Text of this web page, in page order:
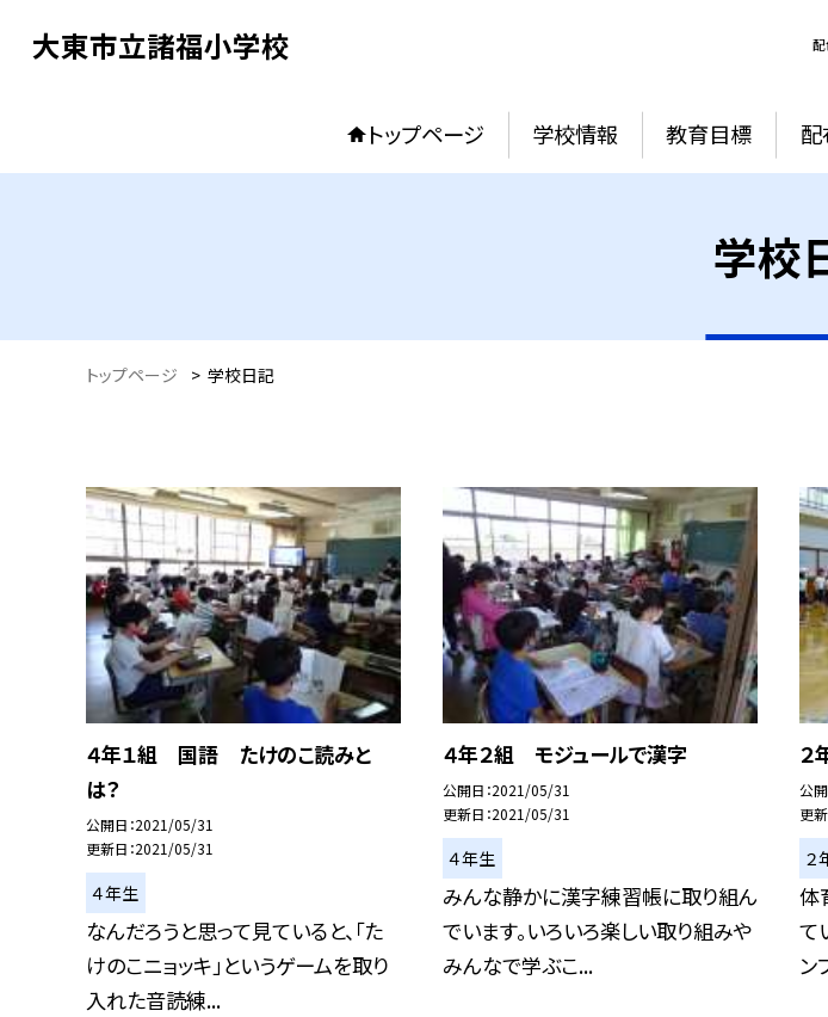
大東市立諸福小学校 配
トップページ 学校情報 教育目標
学校
トップページ > 学校日記
４年１組 国語 たけのこ読みと
は？
公開日 2021/05/31
更新日 2021/05/31
４年生
なんだろうと思って見ていると、「た
けのこニョッキ」というゲームを取り
入れた音読練...
４年２組 モジュールで漢字
公開日 2021/05/31
更新日 2021/05/31
４年生
みんな静かに漢字練習帳に取り組ん
でいます。いろいろ楽しい取り組みや
みんなで学ぶこ...
２
公
更
２
体
て
ン